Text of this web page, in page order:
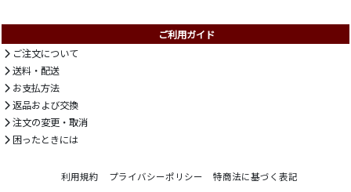
ご利用ガイド
ご注文について
送料・配送
お支払方法
返品および交換
注文の変更・取消
困ったときには
利用規約 プライバシーポリシー 特商法に基づく表記